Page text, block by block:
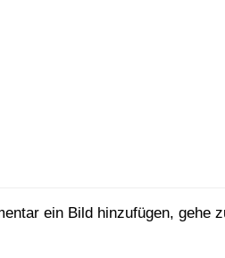
ein Bild hinzufügen, gehe